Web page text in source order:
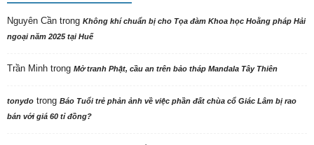
Nguyên Cần trong Không khí chuẩn bị cho Tọa đàm Khoa học Hoằng pháp Hải
ngoại năm 2025 tại Huế
Trần Minh trong Mở tranh Phật, cầu an trên bảo tháp Mandala Tây Thiên
tonydo trong Báo Tuổi trẻ phản ảnh về việc phần đất chùa cổ Giác Lâm bị rao
bán với giá 60 tỉ đồng?